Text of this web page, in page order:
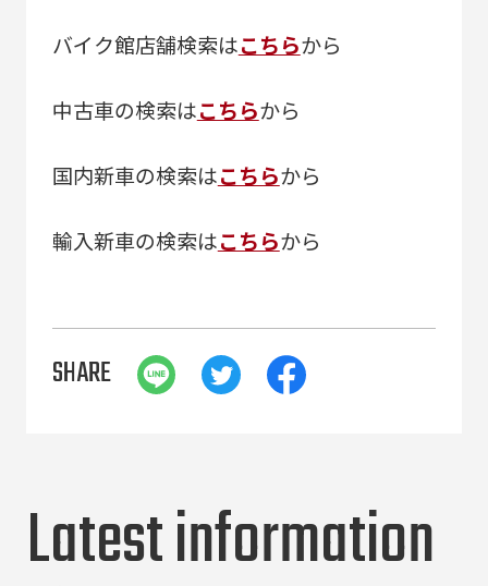
バイク館店舗検索はこちらから
中古車の検索はこちらから
国内新車の検索はこちらから
輸入新車の検索はこちらから
SHARE
Latest information